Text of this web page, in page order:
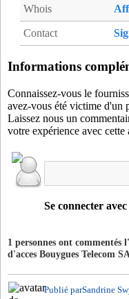
gra33- Gradignan (8 km)
hil33
- Fargues-Saint-Hilaire
ill33- Saint-Jean-d'Illac (17
izn33- Izon (19 km)
lbs33- Saint-Loubes (14 km)
leo33 - Leognan (11 km)
lor33- Lormont (5 km)
lou33
m2g33
mac33
- Martignas-sur-Jalle
med33- Saint-Medard-
- Bordeaux (0 km)
Whois
Contact
Informations
Connaissez-vous le
avez-vous été victime d'un
Laissez nous un
votre expérience avec cette
Se connecter avec
1 personnes ont commentés
d'acces Bouygues Telecom SA
Publié parSandrine